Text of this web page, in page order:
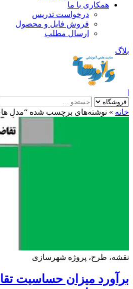
همکاری با ما
درخواست تدریس
فروش فایل و محصول
ارسال مطلب
»نوشته‌های برچسب شده “مدل های
طرح، پروژه شهرسازی
میزان حساسیت